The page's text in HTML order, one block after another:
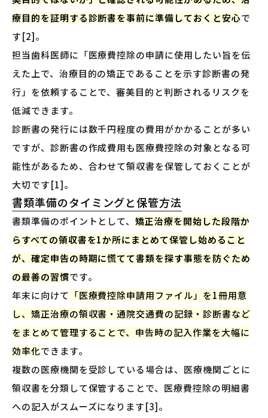
療目的を証明する診断書を事前に準備しておくと安心で
す[2]。
担当歯科医師に「医療費控除の申請に使用したい旨を伝
えた上で、治療目的の矯正であることを示す診断書の発
行」を依頼することで、審美目的と判断されるリスクを
低減できます。
診断書の発行には数千円程度の費用がかかることが多い
ですが、診断書の作成費用も医療費控除の対象となる可
能性があるため、合わせて領収書を保管しておくことが
大切です[1]。
書類準備のタイミングと保管方法
書類準備のポイントとして、矯正治療を開始した段階か
らすべての領収書を1か所にまとめて保管し始めること
が、確定申告の時期に慌てて書類を探す事態を防ぐため
の最善の習慣です。
年末に向けて 「医療費控除申請用ファイル」を1冊用意
し、矯正治療の領収書・通院交通費の記録・診断書など
をまとめて管理することで、申告時の記入作業を大幅に
効率化できます。
複数の医療機関を受診している場合は、医療機関ごとに
領収書を分類して保管することで、医療費控除の明細書
への記入がスムーズになります[3]。